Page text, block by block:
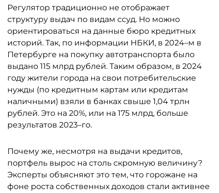
Регулятор традиционно не отображает
структуру выдач по видам ссуд. Но можно
ориентироваться на данные бюро кредитных
историй. Так, по информации НБКИ, в 2024–м в
Петербурге на покупку автотранспорта было
выдано 115 млрд рублей. Таким образом, в 2024
году жители города на свои потребительские
нужды (по кредитным картам или кредитам
наличными) взяли в банках свыше 1,04 трлн
рублей. Это на 20%, или на 175 млрд, больше
результатов 2023–го.
Почему же, несмотря на выдачи кредитов,
портфель вырос на столь скромную величину?
Эксперты объясняют это тем, что горожане на
фоне роста собственных доходов стали активнее